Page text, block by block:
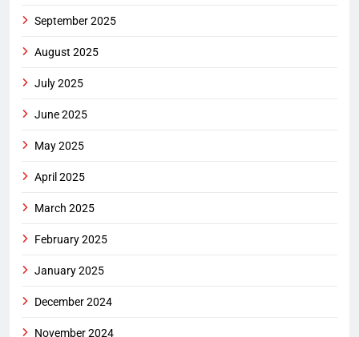
September 2025
August 2025
July 2025
June 2025
May 2025
April 2025
March 2025
February 2025
January 2025
December 2024
November 2024